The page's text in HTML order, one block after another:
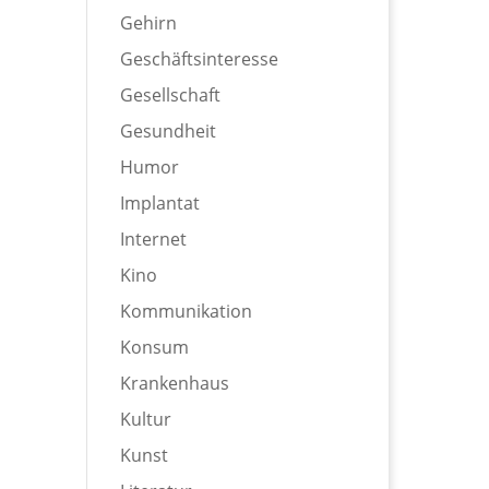
Gehirn
Geschäftsinteresse
Gesellschaft
Gesundheit
Humor
Implantat
Internet
Kino
Kommunikation
Konsum
Krankenhaus
Kultur
Kunst